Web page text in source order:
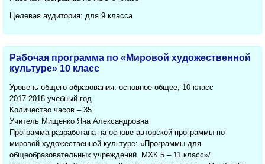
Целевая аудитория: для 9 класса
Рабочая программа по «Мировой художественной
культуре» 10 класс
Уровень общего образования: основное общее, 10 класс
2017-2018 учебный год
Количество часов – 35
Учитель Мищенко Яна Александровна
Программа разработана на основе авторской программы по
мировой художественной культуре: «Программы для
общеобразовательных учреждений. МХК 5 – 11 класс»/